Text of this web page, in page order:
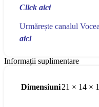
Click aici
Urmărește canalul
aici
Informații suplimentare
Dimensiuni21 × 14 ×